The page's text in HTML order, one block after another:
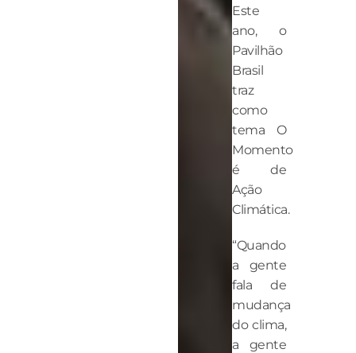
Este
ano, o
Pavilhão
Brasil
traz
como
tema O
Momento
é de
Ação
Climática.
“Quando
a gente
fala de
mudança
do clima,
a gente